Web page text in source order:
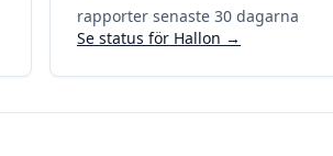
rapporter senaste 30 dagarna
Se status för Hallon →